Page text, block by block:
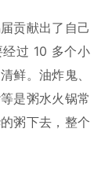
贡献出了自己
过 10 多个小
鲜。油炸鬼、
是粥水火锅常
粥下去，整个